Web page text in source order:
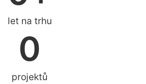
let na trhu
0
projektů